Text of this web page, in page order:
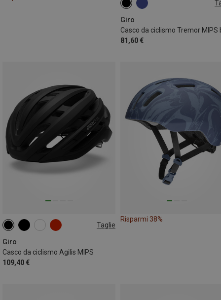
Giro
81,60 €
47-54CM
Taglie
Giro
Casco da ciclismo Agilis MIPS
109,40 €
51-55CM
55-59CM
59-63CM
Risparmi 38%